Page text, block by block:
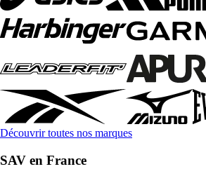
Découvrir toutes nos marques
SAV en France